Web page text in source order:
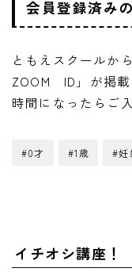
会員登録済み
ともえスクールか
ZOOM ID」が掲載
時間になったらご
#0才 #1歳 #妊
イチオシ講座！